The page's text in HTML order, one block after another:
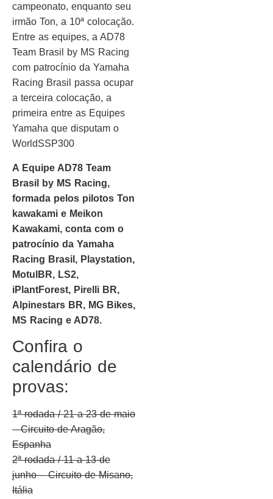
campeonato, enquanto seu
irmão Ton, a 10ª colocação.
Entre as equipes, a AD78
Team Brasil by MS Racing
com patrocínio da Yamaha
Racing Brasil passa ocupar
a terceira colocação, a
primeira entre as Equipes
Yamaha que disputam o
WorldSSP300
A Equipe AD78 Team
Brasil by MS Racing,
formada pelos pilotos Ton
kawakami e Meikon
Kawakami, conta com o
patrocínio da Yamaha
Racing Brasil, Playstation,
MotulBR, LS2,
iPlantForest, Pirelli BR,
Alpinestars BR, MG Bikes,
MS Racing e AD78.
Confira o
calendário de
provas:
1ª rodada / 21 a 23 de maio
– Circuito de Aragão,
Espanha
2ª rodada / 11 a 13 de
junho – Circuito de Misano,
Itália